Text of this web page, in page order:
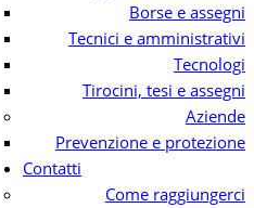
Borse e assegni
Tecnici e amministrativi
Tecnologi
Tirocini, tesi e assegni
Aziende
Prevenzione e protezione
Contatti
Come raggiungerci